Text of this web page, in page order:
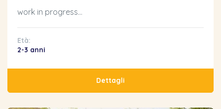
work in progress…
Età:
2-3 anni
Dettagli